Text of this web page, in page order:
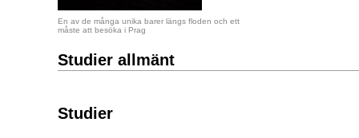
En av de många unika barer längs floden och ett
måste att besöka i Prag
Studier allmänt
Studier